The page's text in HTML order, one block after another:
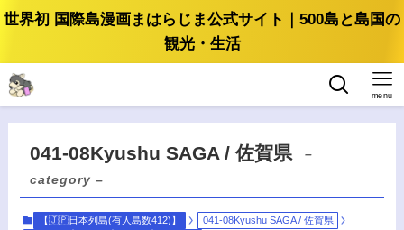
世界初 国際島漫画まはらじま公式サイト｜500島と島国の
観光・生活
menu
041-08Kyushu SAGA / 佐賀県
–
category –
【🇯🇵日本列島(有人島数412)】
041-08Kyushu SAGA / 佐賀県